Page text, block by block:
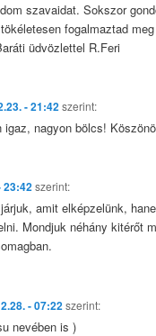
szavaidat. Sokszor
fogalmaztad
üdvözlettel R.Feri
- 21:42szerint:
igaz, nagyon bölcs!
23:42szerint:
amit elképzelünk,
Mondjuk néhány kitérőt
- 07:22szerint:
nevében is )